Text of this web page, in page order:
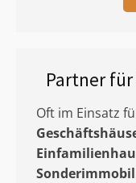
Partner
Oft im Einsatz